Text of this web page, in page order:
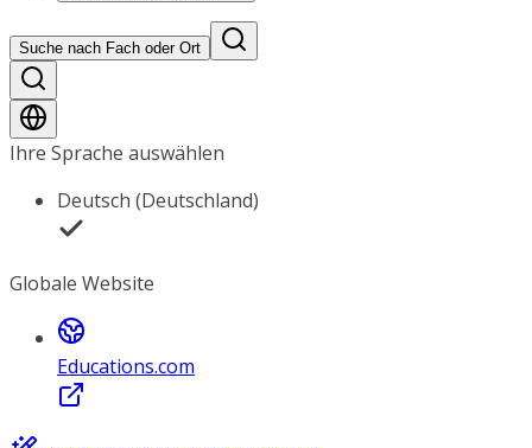
Suche nach Fach oder Ort
Ihre Sprache auswählen
Deutsch (Deutschland)
Globale Website
Educations.com